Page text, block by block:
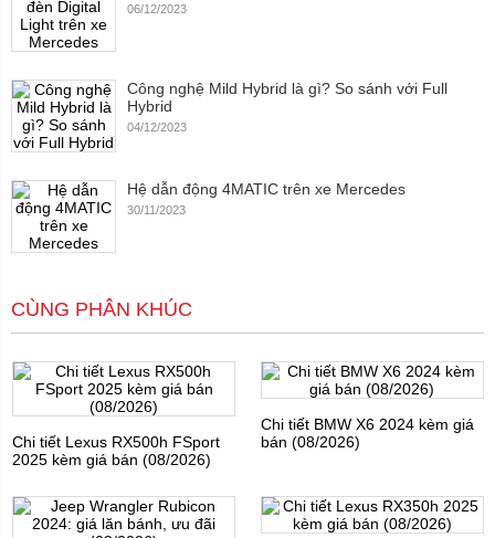
06/12/2023
Công nghệ Mild Hybrid là gì? So sánh với Full
Hybrid
04/12/2023
Hệ dẫn động 4MATIC trên xe Mercedes
30/11/2023
CÙNG PHÂN KHÚC
Chi tiết Lexus RX500h FSport
2025 kèm giá bán (08/2026)
Chi tiết BMW X6 2024 kèm giá
bán (08/2026)